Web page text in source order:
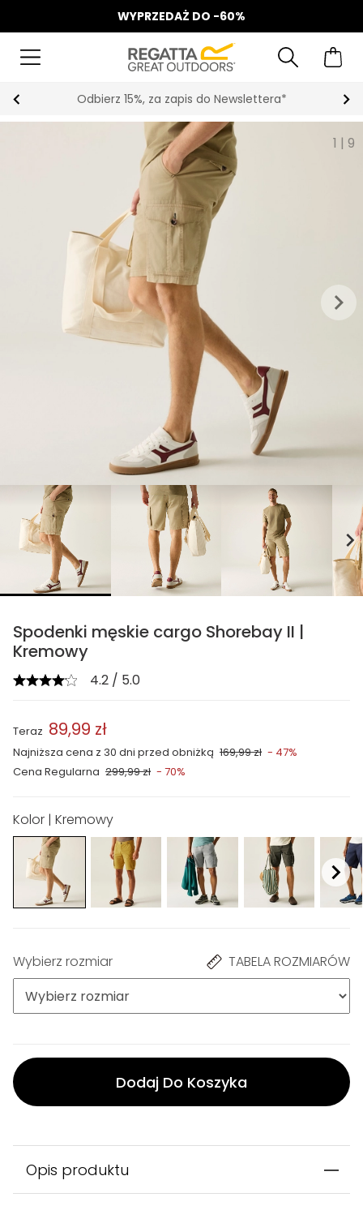
WYPRZEDAŻ DO -60%
Odbierz 15%, za zapis do Newslettera*
1 | 9
keyboard_arrow_right
chevron_right
Spodenki męskie cargo Shorebay II |
Kremowy
4.2 / 5.0
Cena Regularna 299,99 zł - 70%
Najniższa cena z 30 dni przed obniżką 169,99 zł - 47%
Teraz 89,99 zł
Kolor | Kremowy
Wybierz rozmiar TABELA ROZMIARÓW
Dodaj Do Koszyka
Opis produktu